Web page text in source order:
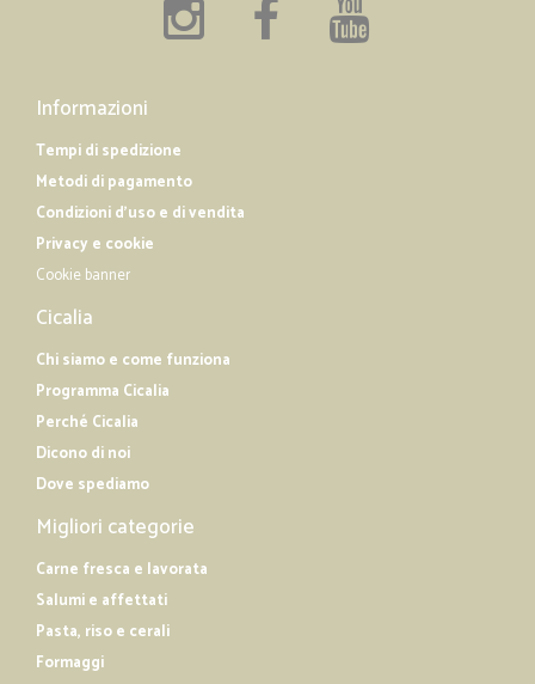
Informazioni
Tempi di spedizione
Metodi di pagamento
Condizioni d'uso e di vendita
Privacy e cookie
Cookie banner
Cicalia
Chi siamo e come funziona
Programma Cicalia
Perché Cicalia
Dicono di noi
Dove spediamo
Migliori categorie
Carne fresca e lavorata
Salumi e affettati
Pasta, riso e cerali
Formaggi